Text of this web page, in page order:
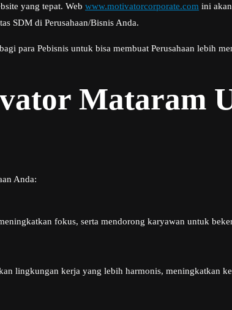
yang tepat. Web www.motivatorcorporate.com ini
SDM di Perusahaan/Bisnis Anda.
para Pebisnis untuk bisa membuat Perusahaan lebih
Mataram
Anda:
fokus, serta mendorong karyawan untuk
lingkungan kerja yang lebih harmonis, meningkatkan